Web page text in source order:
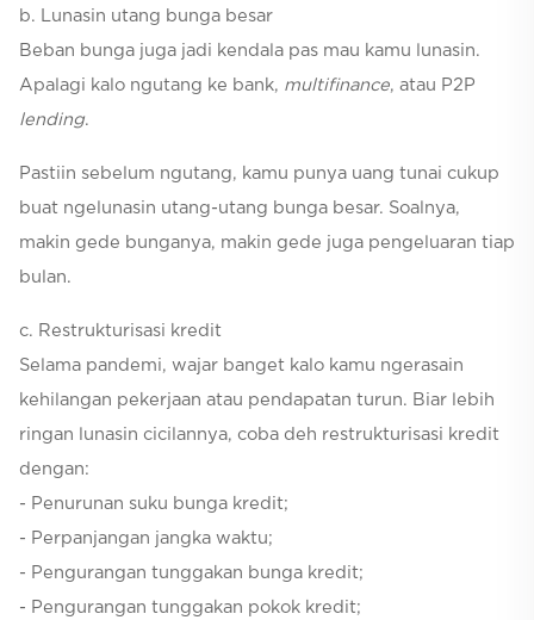
b. Lunasin utang bunga besar
Beban bunga juga jadi kendala pas mau kamu lunasin.
Apalagi kalo ngutang ke bank, multifinance, atau P2P
lending.
Pastiin sebelum ngutang, kamu punya uang tunai cukup
buat ngelunasin utang-utang bunga besar. Soalnya,
makin gede bunganya, makin gede juga pengeluaran tiap
bulan.
c. Restrukturisasi kredit
Selama pandemi, wajar banget kalo kamu ngerasain
kehilangan pekerjaan atau pendapatan turun. Biar lebih
ringan lunasin cicilannya, coba deh restrukturisasi kredit
dengan:
- Penurunan suku bunga kredit;
- Perpanjangan jangka waktu;
- Pengurangan tunggakan bunga kredit;
- Pengurangan tunggakan pokok kredit;